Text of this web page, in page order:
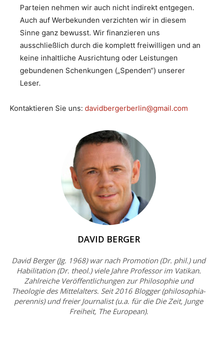
Parteien nehmen wir auch nicht indirekt entgegen.
Auch auf Werbekunden verzichten wir in diesem
Sinne ganz bewusst. Wir finanzieren uns
ausschließlich durch die komplett freiwilligen und an
keine inhaltliche Ausrichtung oder Leistungen
gebundenen Schenkungen („Spenden“) unserer
Leser.
Kontaktieren Sie uns: davidbergerberlin@gmail.com
DAVID BERGER
David Berger (Jg. 1968) war nach Promotion (Dr. phil.) und
Habilitation (Dr. theol.) viele Jahre Professor im Vatikan.
Zahlreiche Veröffentlichungen zur Philosophie und
Theologie des Mittelalters. Seit 2016 Blogger (philosophia-
perennis) und freier Journalist (u.a. für die Die Zeit, Junge
Freiheit, The European).